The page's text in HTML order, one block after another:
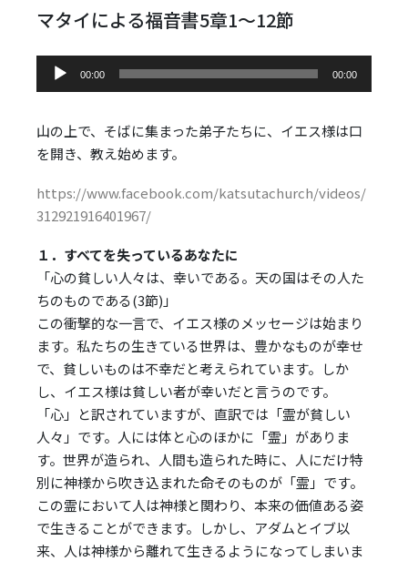
マタイによる福音書5章1～12節
レ
ー
ヤ
ー
00:00 00:00
山の上で、そばに集まった弟子たちに、イエス様は口
を開き、教え始めます。
https://www.facebook.com/katsutachurch/videos/
312921916401967/
１．すべてを失っているあなたに
「心の貧しい人々は、幸いである。天の国はその人た
ちのものである(3節)」
この衝撃的な一言で、イエス様のメッセージは始まり
ます。私たちの生きている世界は、豊かなものが幸せ
で、貧しいものは不幸だと考えられています。しか
し、イエス様は貧しい者が幸いだと言うのです。
「心」と訳されていますが、直訳では「霊が貧しい
人々」です。人には体と心のほかに「霊」がありま
す。世界が造られ、人間も造られた時に、人にだけ特
別に神様から吹き込まれた命そのものが「霊」です。
この霊において人は神様と関わり、本来の価値ある姿
で生きることができます。しかし、アダムとイブ以
来、人は神様から離れて生きるようになってしまいま